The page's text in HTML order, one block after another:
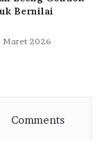
Bernilai
Maret 2026
Comments